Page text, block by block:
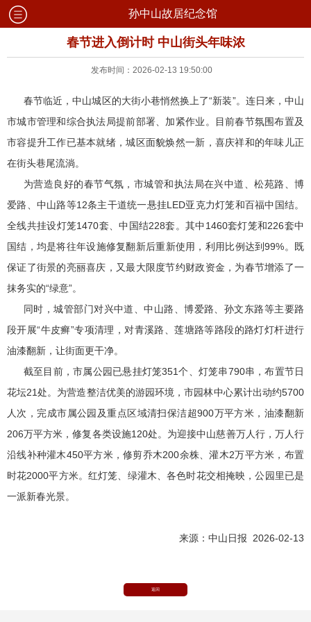
孙中山故居纪念馆
春节进入倒计时 中山街头年味浓
发布时间：2026-02-13 19:50:00
春节临近，中山城区的大街小巷悄然换上了“新装”。连日来，中山
市城市管理和综合执法局提前部署、加紧作业。目前春节氛围布置及
市容提升工作已基本就绪，城区面貌焕然一新，喜庆祥和的年味儿正
在街头巷尾流淌。
为营造良好的春节气氛，市城管和执法局在兴中道、松苑路、博
爱路、中山路等12条主干道统一悬挂LED亚克力灯笼和百福中国结。
全线共挂设灯笼1470套、中国结228套。其中1460套灯笼和226套中
国结，均是将往年设施修复翻新后重新使用，利用比例达到99%。既
保证了街景的亮丽喜庆，又最大限度节约财政资金，为春节增添了一
抹务实的“绿意”。
同时，城管部门对兴中道、中山路、博爱路、孙文东路等主要路
段开展“牛皮癣”专项清理，对青溪路、莲塘路等路段的路灯灯杆进行
油漆翻新，让街面更干净。
截至目前，市属公园已悬挂灯笼351个、灯笼串790串，布置节日
花坛21处。为营造整洁优美的游园环境，市园林中心累计出动约5700
人次，完成市属公园及重点区域清扫保洁超900万平方米，油漆翻新
206万平方米，修复各类设施120处。为迎接中山慈善万人行，万人行
沿线补种灌木450平方米，修剪乔木200余株、灌木2万平方米，布置
时花2000平方米。红灯笼、绿灌木、各色时花交相掩映，公园里已是
一派新春光景。
来源：中山日报 2026-02-13
返回